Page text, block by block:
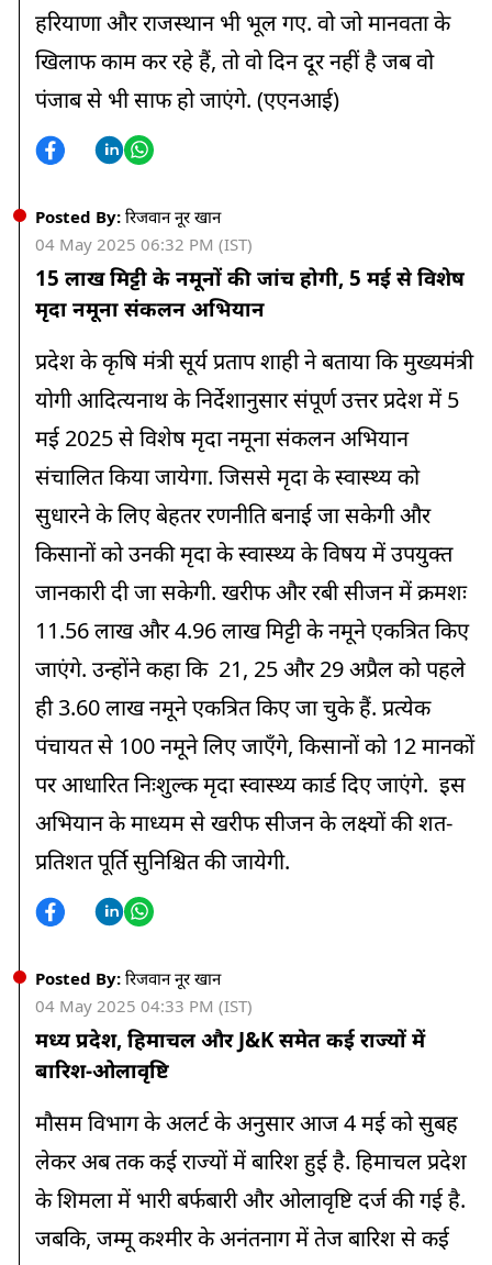
हरियाणा और राजस्थान भी भूल गए. वो जो मानवता के
खिलाफ काम कर रहे हैं, तो वो दिन दूर नहीं है जब वो
पंजाब से भी साफ हो जाएंगे. (एएनआई)
Posted By: रिजवान नूर खान
04 May 2025 06:32 PM (IST)
15 लाख मिट्टी के नमूनों की जांच होगी, 5 मई से विशेष
मृदा नमूना संकलन अभियान
प्रदेश के कृषि मंत्री सूर्य प्रताप शाही ने बताया कि मुख्यमंत्री
योगी आदित्यनाथ के निर्देशानुसार संपूर्ण उत्तर प्रदेश में 5
मई 2025 से विशेष मृदा नमूना संकलन अभियान
संचालित किया जायेगा. जिससे मृदा के स्वास्थ्य को
सुधारने के लिए बेहतर रणनीति बनाई जा सकेगी और
किसानों को उनकी मृदा के स्वास्थ्य के विषय में उपयुक्त
जानकारी दी जा सकेगी. खरीफ और रबी सीजन में क्रमशः
11.56 लाख और 4.96 लाख मिट्टी के नमूने एकत्रित किए
जाएंगे. उन्होंने कहा कि 21, 25 और 29 अप्रैल को पहले
ही 3.60 लाख नमूने एकत्रित किए जा चुके हैं. प्रत्येक
पंचायत से 100 नमूने लिए जाएँगे, किसानों को 12 मानकों
पर आधारित निःशुल्क मृदा स्वास्थ्य कार्ड दिए जाएंगे. इस
अभियान के माध्यम से खरीफ सीजन के लक्ष्यों की शत-
प्रतिशत पूर्ति सुनिश्चित की जायेगी.
Posted By: रिजवान नूर खान
04 May 2025 04:33 PM (IST)
मध्य प्रदेश, हिमाचल और J&K समेत कई राज्यों में
बारिश-ओलावृष्टि
मौसम विभाग के अलर्ट के अनुसार आज 4 मई को सुबह
लेकर अब तक कई राज्यों में बारिश हुई है. हिमाचल प्रदेश
के शिमला में भारी बर्फबारी और ओलावृष्टि दर्ज की गई है.
जबकि, जम्मू कश्मीर के अनंतनाग में तेज बारिश से कई